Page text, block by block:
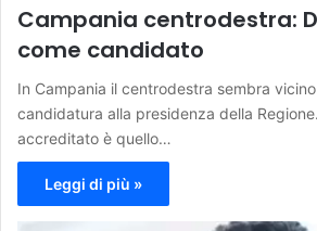
Campania centrodestra:
come candidato
In Campania il centrodestra sembra
candidatura alla presidenza della
accreditato è quello…
Leggi di più »